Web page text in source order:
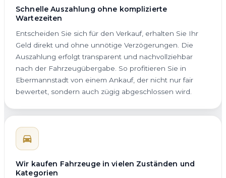
Schnelle Auszahlung ohne komplizierte
Wartezeiten
Entscheiden Sie sich für den Verkauf, erhalten Sie Ihr
Geld direkt und ohne unnötige Verzögerungen. Die
Auszahlung erfolgt transparent und nachvollziehbar
nach der Fahrzeugübergabe. So profitieren Sie in
Ebermannstadt von einem Ankauf, der nicht nur fair
bewertet, sondern auch zügig abgeschlossen wird.
Wir kaufen Fahrzeuge in vielen Zuständen und
Kategorien